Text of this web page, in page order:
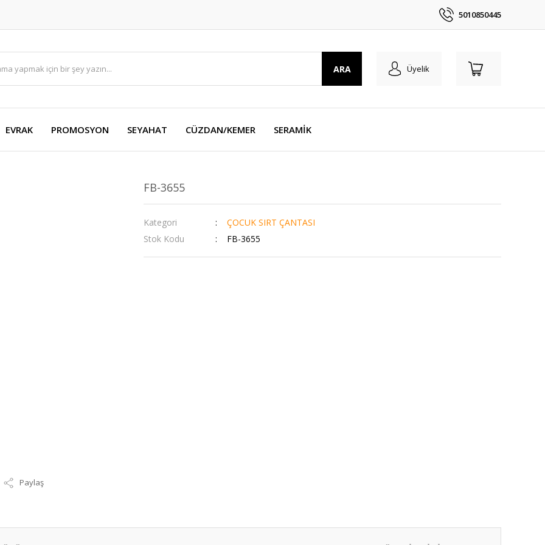
5010850445
ARA Üyelik
EVRAK PROMOSYON SEYAHAT CÜZDAN/KEMER SERAMİK
Paylaş
FB-3655
Kategori
ÇOCUK SIRT ÇANTASI
Stok Kodu
FB-3655